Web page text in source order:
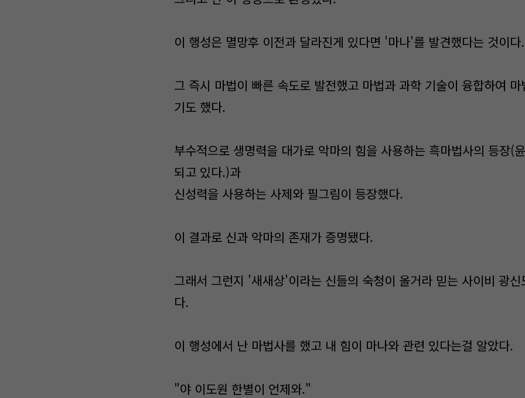
이 행성은 멸망후 이전과 달라진게 있다면 '마나'를 발견했다는 것이다.
그 즉시 마법이 빠른 속도로 발전했고 마법과 과학 기술이 융합하여
기도 했다.
부수적으로 생명력을 대가로 악마의 힘을 사용하는 흑마법사의 등장(
되고 있다.)과
신성력을 사용하는 사제와 필그림이 등장했다.
이 결과로 신과 악마의 존재가 증명됐다.
그래서 그런지 '새새상'이라는 신들의 숙청이 올거라 믿는 사이비 광
다.
이 행성에서 난 마법사를 했고 내 힘이 마나와 관련 있다는걸 알았다.
"야 이도원 한별이 언제와."